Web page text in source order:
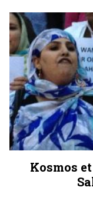
Kosmos